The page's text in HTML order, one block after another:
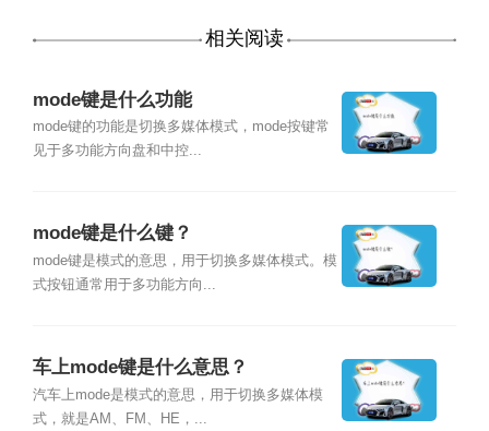
相关阅读
mode键是什么功能
mode键的功能是切换多媒体模式，mode按键常
见于多功能方向盘和中控...
mode键是什么键？
mode键是模式的意思，用于切换多媒体模式。模
式按钮通常用于多功能方向...
车上mode键是什么意思？
汽车上mode是模式的意思，用于切换多媒体模
式，就是AM、FM、HE，...